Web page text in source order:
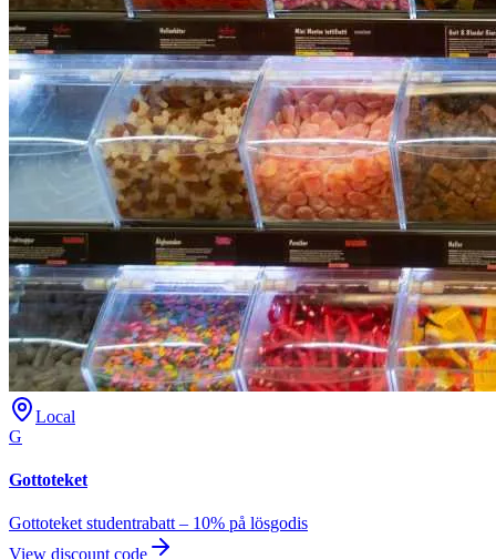
Local
G
Gottoteket
Gottoteket studentrabatt – 10% på lösgodis
View discount code